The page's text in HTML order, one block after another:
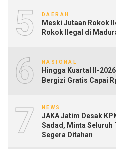
5 DAERAH
Meski Jutaan Rokok
Rokok Ilegal di
6 NASIONAL
Hingga Kuartal II-
Bergizi Gratis Capai
7 NEWS
JAKA Jatim Desak
Sadad, Minta Seluruh
Segera Ditahan